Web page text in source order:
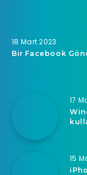
18 Mart 2023
Bir Facebook
17
15